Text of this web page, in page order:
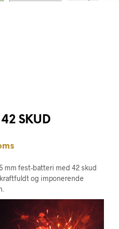
SKUD
mm fest-batteri med 42 skud
og imponerende